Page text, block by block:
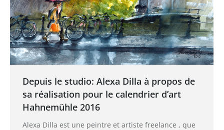
Depuis le studio: Alexa Dilla à propos de
sa réalisation pour le calendrier d’art
Hahnemühle 2016
Alexa Dilla est une peintre et artiste freelance , que